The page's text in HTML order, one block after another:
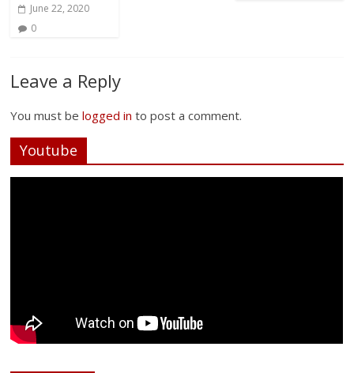
June 22, 2020
0
Leave a Reply
You must belogged in to post a comment.
Youtube